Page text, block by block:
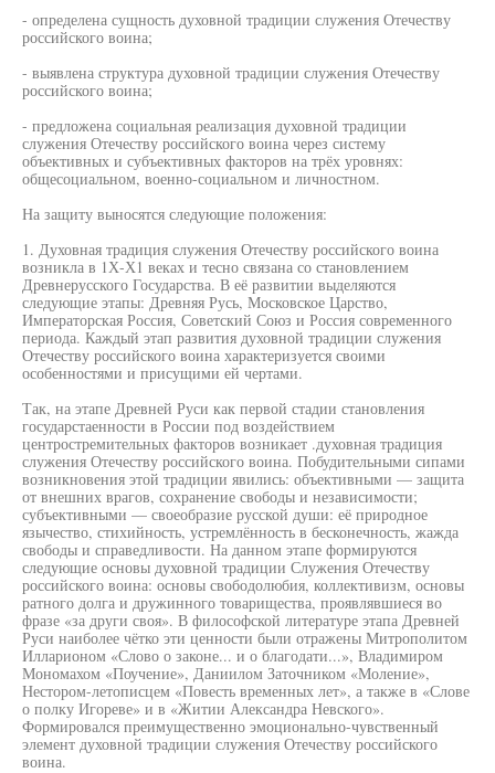
- определена сущность духовной традиции служения Отечеству
российского воина;
- выявлена структура духовной традиции служения Отечеству
российского воина;
- предложена социальная реализация духовной традиции
служения Отечеству российского воина через систему
объективных и субъективных факторов на трёх уровнях:
общесоциальном, военно-социальном и личностном.
На защиту выносятся следующие положения:
1. Духовная традиция служения Отечеству российского воина
возникла в 1Х-Х1 веках и тесно связана со становлением
Древнерусского Государства. В её развитии выделяются
следующие этапы: Древняя Русь, Московское Царство,
Императорская Россия, Советский Союз и Россия современного
периода. Каждый этап развития духовной традиции служения
Отечеству российского воина характеризуется своими
особенностями и присущими ей чертами.
Так, на этапе Древней Руси как первой стадии становления
государстаенности в России под воздействием
центростремительных факторов возникает .духовная традиция
служения Отечеству российского воина. Побудительными сипами
возникновения этой традиции явились: объективными — защита
от внешних врагов, сохранение свободы и независимости;
субъективными — своеобразие русской души: её природное
язычество, стихийность, устремлённость в бесконечность, жажда
свободы и справедливости. На данном этапе формируются
следующие основы духовной традиции Служения Отечеству
российского воина: основы свободолюбия, коллективизм, основы
ратного долга и дружинного товарищества, проявлявшиеся во
фразе «за други своя». В философской литературе этапа Древней
Руси наиболее чётко эти ценности были отражены Митрополитом
Илларионом «Слово о законе... и о благодати...», Владимиром
Мономахом «Поучение», Даниилом Заточником «Моление»,
Нестором-летописцем «Повесть временных лет», а также в «Слове
о полку Игореве» и в «Житии Александра Невского».
Формировался преимущественно эмоционально-чувственный
элемент духовной традиции служения Отечеству российского
воина.